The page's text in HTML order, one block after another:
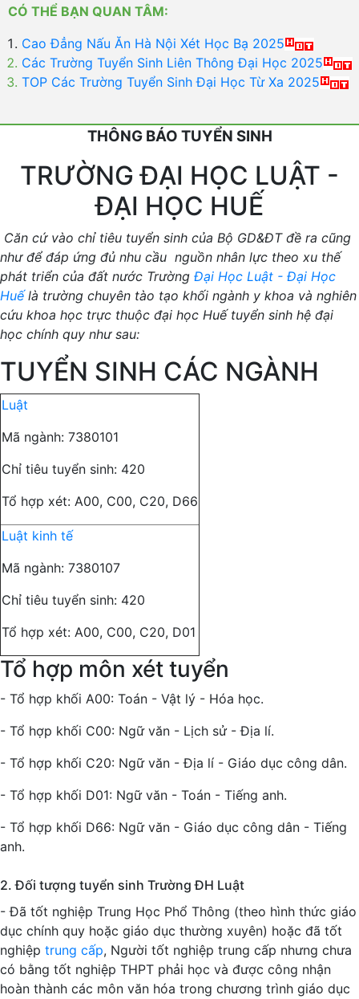
CÓ THỂ BẠN QUAN TÂM:
Cao Đẳng Nấu Ăn Hà Nội Xét Học Bạ 2025
Các Trường Tuyển Sinh Liên Thông Đại Học 2025
TOP Các Trường Tuyển Sinh Đại Học Từ Xa 2025
THÔNG BÁO TUYỂN SINH
TRƯỜNG ĐẠI HỌC LUẬT -
ĐẠI HỌC HUẾ
Căn cứ vào chỉ tiêu tuyển sinh của Bộ GD&ĐT đề ra cũng
như để đáp ứng đủ nhu cầu nguồn nhân lực theo xu thế
phát triển của đất nước Trường Đại Học Luật - Đại Học
Huếlà trường chuyên tào tạo khối ngành y khoa và nghiên
cứu khoa học trực thuộc đại học Huế tuyển sinh hệ đại
học chính quy như sau:
TUYỂN SINH CÁC NGÀNH
Luật
Mã ngành: 7380101
Chỉ tiêu tuyển sinh: 420
Tổ hợp xét: A00, C00, C20, D66
Luật kinh tế
Mã ngành: 7380107
Chỉ tiêu tuyển sinh: 420
Tổ hợp xét: A00, C00, C20, D01
Tổ hợp môn xét tuyển
- Tổ hợp khối A00: Toán - Vật lý - Hóa học.
- Tổ hợp khối C00: Ngữ văn - Lịch sử - Địa lí.
- Tổ hợp khối C20: Ngữ văn - Địa lí - Giáo dục công dân.
- Tổ hợp khối D01: Ngữ văn - Toán - Tiếng anh.
- Tổ hợp khối D66: Ngữ văn - Giáo dục công dân - Tiếng
anh.
2. Đối tượng tuyển sinh Trường ĐH Luật
- Đã tốt nghiệp Trung Học Phổ Thông (theo hình thức giáo
dục chính quy hoặc giáo dục thường xuyên) hoặc đã tốt
nghiệp trung cấp, Người tốt nghiệp trung cấp nhưng chưa
có bằng tốt nghiệp THPT phải học và được công nhận
hoàn thành các môn văn hóa trong chương trình giáo dục